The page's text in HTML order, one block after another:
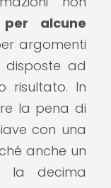
per alcune
argomenti
ad
risultato. In
la pena di
con una
anche un
la decima